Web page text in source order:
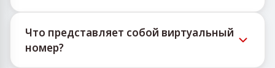
@TigerSMSofficial_bot. Этот канал публикует
пользователям получать актуальную базу
номеров.
SMS для каждого купленного номера.
Алгоритмы сервисов по разным причинам
могут блокировать сообщения на временные
Что представляет собой виртуальный
номер?